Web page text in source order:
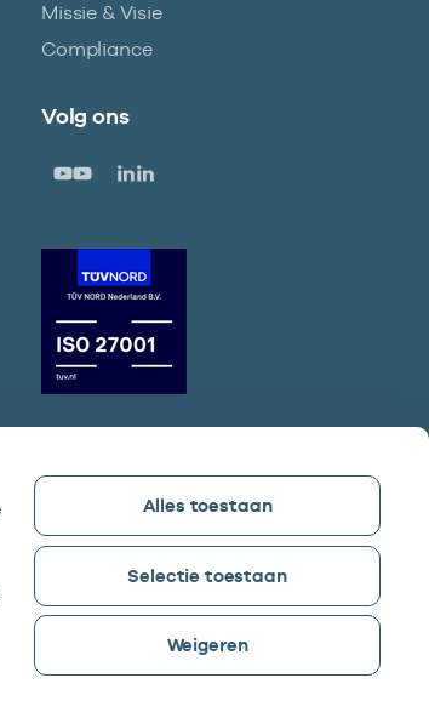
Alles toestaan
Selectie toestaan
Weigeren
Missie & Visie
Compliance
Volg ons
18, Gebouw B,